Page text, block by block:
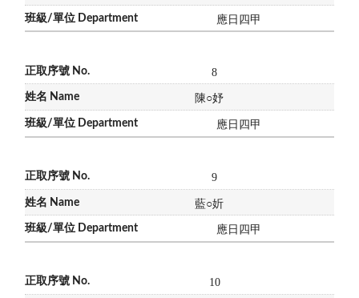
應日四甲
8
陳○妤
應日四甲
9
藍○妡
應日四甲
10